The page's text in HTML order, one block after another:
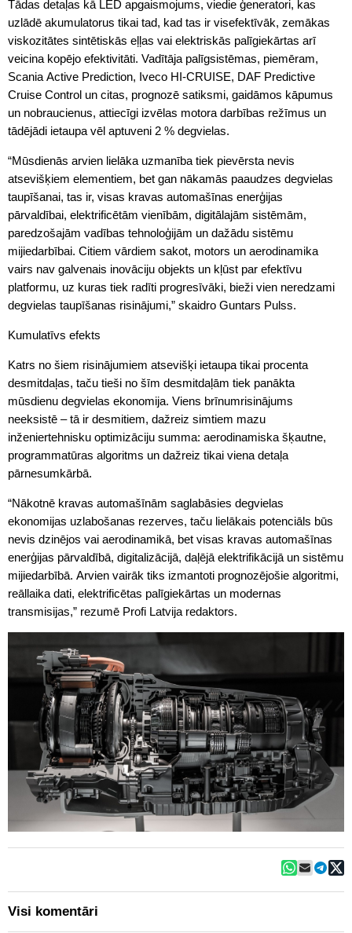
Tādas detaļas kā LED apgaismojums, viedie ģeneratori, kas
uzlādē akumulatorus tikai tad, kad tas ir visefektīvāk, zemākas
viskozitātes sintētiskās eļļas vai elektriskās palīgiekārtas arī
veicina kopējo efektivitāti. Vadītāja palīgsistēmas, piemēram,
Scania Active Prediction, Iveco HI-CRUISE, DAF Predictive
Cruise Control un citas, prognozē satiksmi, gaidāmos kāpumus
un nobraucienus, attiecīgi izvēlas motora darbības režīmus un
tādējādi ietaupa vēl aptuveni 2 % degvielas.
“Mūsdienās arvien lielāka uzmanība tiek pievērsta nevis
atsevišķiem elementiem, bet gan nākamās paaudzes degvielas
taupīšanai, tas ir, visas kravas automašīnas enerģijas
pārvaldībai, elektrificētām vienībām, digitālajām sistēmām,
paredzošajām vadības tehnoloģijām un dažādu sistēmu
mijiedarbībai. Citiem vārdiem sakot, motors un aerodinamika
vairs nav galvenais inovāciju objekts un kļūst par efektīvu
platformu, uz kuras tiek radīti progresīvāki, bieži vien neredzami
degvielas taupīšanas risinājumi,” skaidro Guntars Pulss.
Kumulatīvs efekts
Katrs no šiem risinājumiem atsevišķi ietaupa tikai procenta
desmitdaļas, taču tieši no šīm desmitdaļām tiek panākta
mūsdienu degvielas ekonomija. Viens brīnumrisinājums
neeksistē – tā ir desmitiem, dažreiz simtiem mazu
inženiertehnisku optimizāciju summa: aerodinamiska šķautne,
programmatūras algoritms un dažreiz tikai viena detaļa
pārnesumkārbā.
“Nākotnē kravas automašīnām saglabāsies degvielas
ekonomijas uzlabošanas rezerves, taču lielākais potenciāls būs
nevis dzinējos vai aerodinamikā, bet visas kravas automašīnas
enerģijas pārvaldībā, digitalizācijā, daļējā elektrifikācijā un sistēmu
mijiedarbībā. Arvien vairāk tiks izmantoti prognozējošie algoritmi,
reāllaika dati, elektrificētas palīgiekārtas un modernas
transmisijas,” rezumē Profi Latvija redaktors.
Visi komentāri